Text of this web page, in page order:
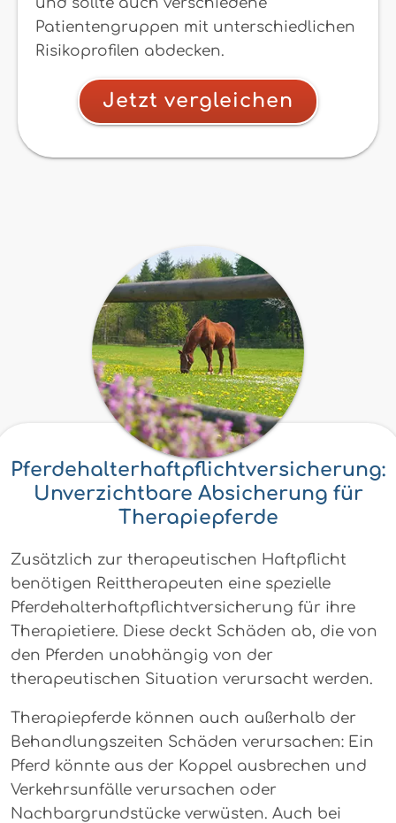
Patientengruppen mit unterschiedlichen
Risikoprofilen abdecken.
Jetzt vergleichen
Pferdehalterhaftpflichtversicherung:
Unverzichtbare Absicherung für
Therapiepferde
Zusätzlich zur therapeutischen Haftpflicht
benötigen Reittherapeuten eine spezielle
Pferdehalterhaftpflichtversicherung für ihre
Therapietiere. Diese deckt Schäden ab, die von
den Pferden unabhängig von der
therapeutischen Situation verursacht werden.
Therapiepferde können auch außerhalb der
Behandlungszeiten Schäden verursachen: Ein
Pferd könnte aus der Koppel ausbrechen und
Verkehrsunfälle verursachen oder
Nachbargrundstücke verwüsten. Auch bei